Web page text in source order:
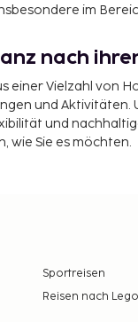
im
nach
einer Vielzahl von
und Aktivitäten.
und
wie Sie es möchten.
Sportreisen
Reisen nach